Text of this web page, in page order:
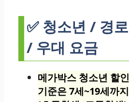
✅ 청소년 / 경로
/ 우대 요금
메가박스 청소년 할인
기준은 7세~19세까지